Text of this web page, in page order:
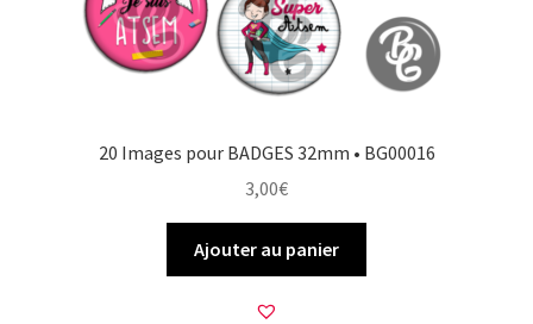
20 Images pour BADGES 32mm • BG00016
3,00€
Ajouter au panier